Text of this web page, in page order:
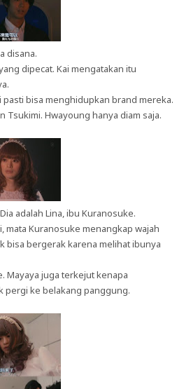
disana.
dipecat. Kai mengatakan itu
bisa menghidupkan brand mereka.
Hwayoung hanya diam saja.
adalah Lina, ibu Kuranosuke.
mata Kuranosuke menangkap wajah
bisa bergerak karena melihat ibunya
Mayaya juga terkejut kenapa
pergi ke belakang panggung.